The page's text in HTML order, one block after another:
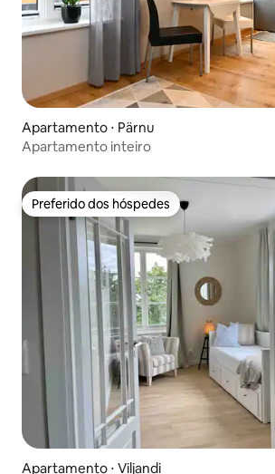
Apartamento ⋅ Pärnu
Apartamento inteiro
Preferido dos hóspedes
Preferido dos hóspedes
Apartamento ⋅ Viljandi